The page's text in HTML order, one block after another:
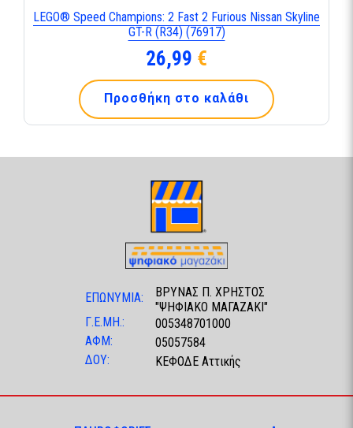
LEGO® Speed Champions: 2 Fast 2 Furious Nissan Skyline
GT-R (R34) (76917)
26,99 €
Προσθήκη στο καλάθι
ΕΠΩΝΥΜΙΑ:
ΒΡΥΝΑΣ Π. ΧΡΗΣΤΟΣ
"ΨΗΦΙΑΚΟ ΜΑΓΑΖΑΚΙ"
Γ.Ε.ΜΗ.:
005348701000
ΑΦΜ:
05057584
ΔΟΥ:
ΚΕΦΟΔΕ Αττικής